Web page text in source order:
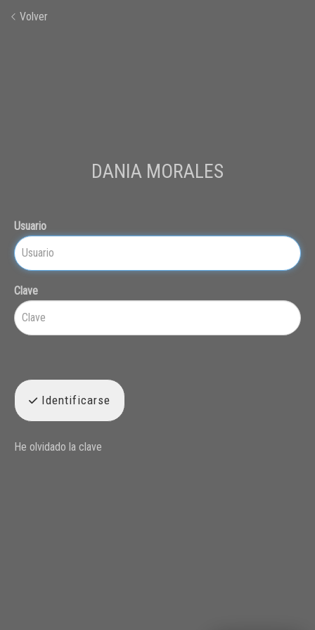
Volver
DANIA MORALES
Usuario
Clave
Identificarse
He olvidado la clave